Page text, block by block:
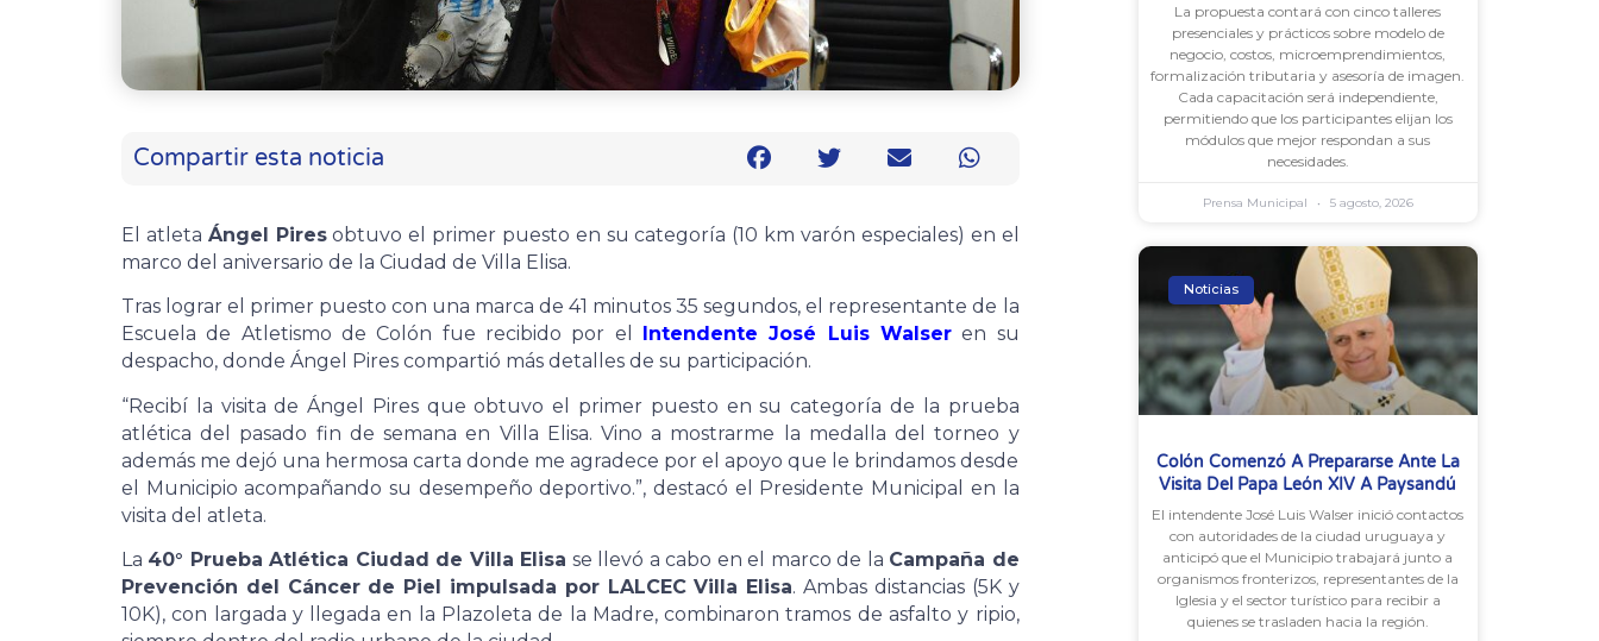
Compartir esta noticia
El atleta Ángel Piresobtuvo el primer puesto en su categoría (10 km varón especiales) en el
marco del aniversario de la Ciudad de Villa Elisa.
Tras lograr el primer puesto con una marca de 41 minutos 35 segundos, el representante de la
Escuela de Atletismo de Colón fue recibido por el
Intendente José Luis Walseren su
despacho, donde Ángel Pires compartió más detalles de su participación.
“Recibí la visita de Ángel Pires que obtuvo el primer puesto en su categoría de la prueba
atlética del pasado fin de semana en Villa Elisa. Vino a mostrarme la medalla del torneo y
además me dejó una hermosa carta donde me agradece por el apoyo que le brindamos desde
el Municipio acompañando su desempeño deportivo.”, destacó el Presidente Municipal en la
visita del atleta.
La 40° Prueba Atlética Ciudad de Villa Elisa se llevó a cabo en el marco de la Campaña de
Prevención del Cáncer de Piel impulsada por LALCEC Villa Elisa. Ambas distancias (5K y
10K), con largada y llegada en la Plazoleta de la Madre, combinaron tramos de asfalto y ripio,
La propuesta contará con cinco talleres
presenciales y prácticos sobre modelo de
negocio, costos, microemprendimientos,
formalización tributaria y asesoría de imagen.
Cada capacitación será independiente,
permitiendo que los participantes elijan los
módulos que mejor respondan a sus
necesidades.
Prensa Municipal 5 agosto, 2026
Noticias
Colón Comenzó A Prepararse Ante La
Visita Del Papa León XIV A Paysandú
El intendente José Luis Walser inició contactos
con autoridades de la ciudad uruguaya y
anticipó que el Municipio trabajará junto a
organismos fronterizos, representantes de la
Iglesia y el sector turístico para recibir a
quienes se trasladen hacia la región.